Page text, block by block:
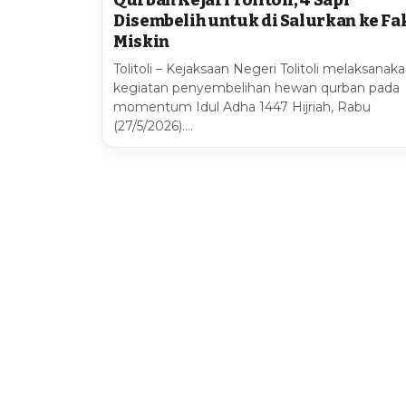
Disembelih untuk di Salurkan ke
Miskin
Tolitoli – Kejaksaan Negeri Tolitoli
kegiatan penyembelihan hewan qurban pada
momentum Idul Adha 1447 Hijriah, Rabu
(27/5/2026).…